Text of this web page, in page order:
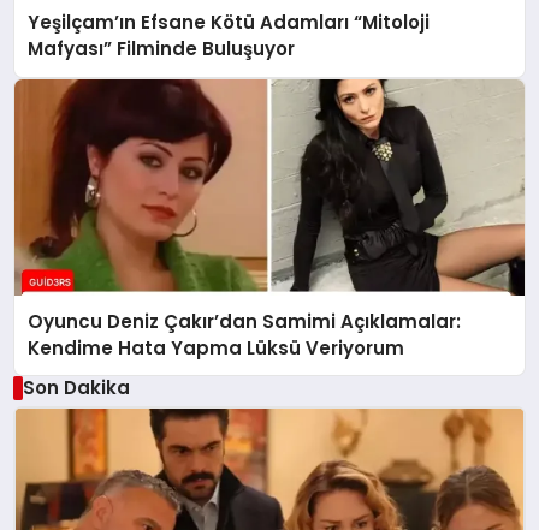
Yeşilçam’ın Efsane Kötü Adamları “Mitoloji
Mafyası” Filminde Buluşuyor
Oyuncu Deniz Çakır’dan Samimi Açıklamalar:
Kendime Hata Yapma Lüksü Veriyorum
Son Dakika